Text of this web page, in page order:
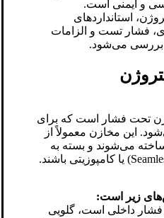
و ایمنی است.
استانداردهای
فشار تست و الزامات
بررسی می‌شود.
تحت فشار است که برای
این مخازن معمولاً از
ساخته می‌شوند و بسته به
زیر است:
داخلی است، گلویی